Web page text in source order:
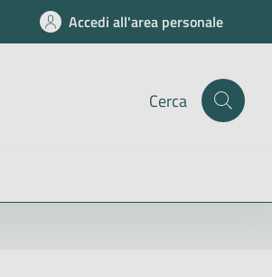
Accedi all'area personale
Cerca